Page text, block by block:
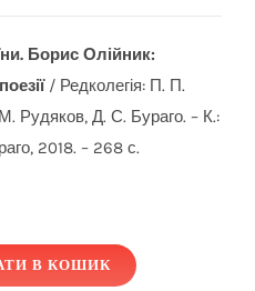
Борис Олійник:
/ Редколегія: П. П.
Рудяков, Д. С. Бураго. – К.:
2018. – 268 с.
В КОШИК